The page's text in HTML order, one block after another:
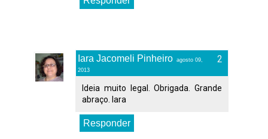
Iara Jacomeli Pinheiro
agosto 09,
2013
Ideia muito legal. Obrigada. Grande
abraço. Iara
Responder